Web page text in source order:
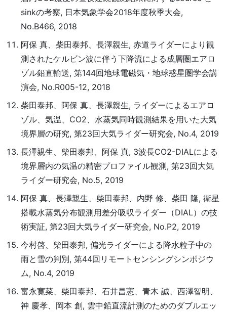
sinkの考察, 日本気象学会2018年度秋季大会,
No.B466, 2018
阿保 真、柴田泰邦、長澤親生, 赤道ライダーにより観
測されたケルビン波に伴う下降流による成層圏エアロ
ゾル鉛直輸送, 第144回地球電磁気・地球惑星圏学会講
演会, No.R005-12, 2018
柴田泰邦、阿保 真、長澤親生, ライダーによるエアロ
ゾル、気温、CO2、水蒸気同時観測結果を用いた大気
境界層の研究, 第23回大気ライダー研究会, No.4, 2019
長澤親生、柴田泰邦、阿保 真, 3波長CO2-DIALによる
境界層内の気温の精密プロファイル観測, 第23回大気
ライダー研究会, No.5, 2019
阿保 真、長澤親生、柴田泰邦、内野 修、柴田 隆, 衛星
搭載水蒸気分布観測用差分吸収ライダー（DIAL）の技
術実証, 第23回大気ライダー研究会, No.P2, 2019
今村啓、柴田泰邦, 偏光ライダーによる降⽔粒⼦中の
⾬と雪の判別, 第44回リモートセンシングシンポジウ
ム, No.4, 2019
富永寛菜、柴田泰邦、石井昌憲、青木 誠、西澤智明、
神 慶孝、岡本 創, 雲中鉛直流計測のためのダブルエッ